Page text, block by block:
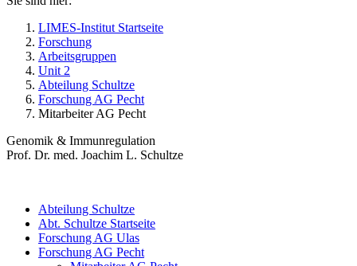
LIMES-Institut Startseite
Forschung
Arbeitsgruppen
Unit 2
Abteilung Schultze
Forschung AG Pecht
Mitarbeiter AG Pecht
Genomik & Immunregulation
Prof. Dr. med. Joachim L. Schultze
Abteilung Schultze
Abt. Schultze Startseite
Forschung AG Ulas
Forschung AG Pecht